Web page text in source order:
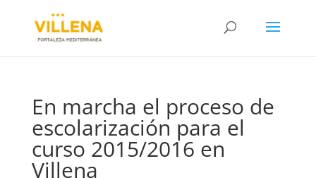
En marcha el proceso de
escolarización para el
curso 2015/2016 en
Villena